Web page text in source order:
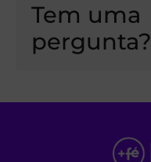
Tem uma
pergunta?